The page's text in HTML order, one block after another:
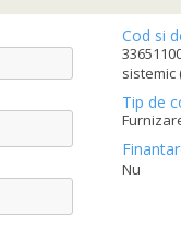
Cod si
sistemic
Tip de
Nu